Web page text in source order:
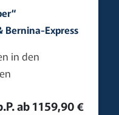
Bernina-Express
in den
ab 1159,90 €